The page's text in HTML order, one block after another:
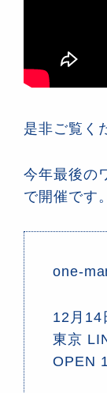
是非ご覧く
今年最後の
で開催です
one-
12月14
東京
OPEN